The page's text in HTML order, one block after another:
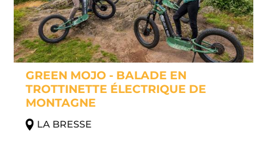
GREEN MOJO - BALADE EN
TROTTINETTE ÉLECTRIQUE DE
MONTAGNE
LA BRESSE